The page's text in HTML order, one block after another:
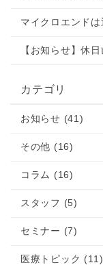
マイクロエンド
【お知らせ】休
カテゴリ
お知らせ (41)
その他 (16)
コラム (16)
スタッフ (5)
セミナー (7)
医療トピック (11)